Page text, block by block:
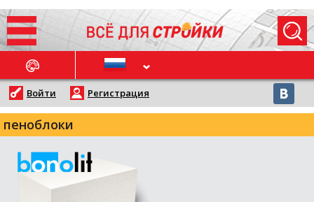
НОВОСТИ
Войти Регистрация
пеноблоки